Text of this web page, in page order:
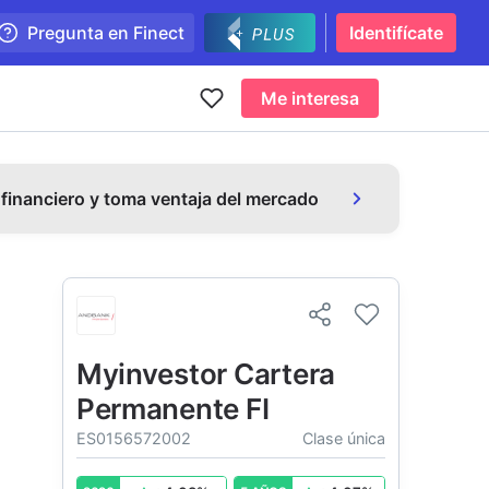
Pregunta en Finect Identifícate
Me interesa
y toma ventaja del mercado
Myinvestor Cartera
Permanente FI
ES0156572002 Clase única